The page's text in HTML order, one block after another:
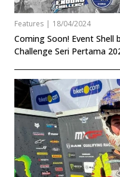
Features | 18/04/2024
Coming Soon! Event Shell
Challenge Seri Pertama